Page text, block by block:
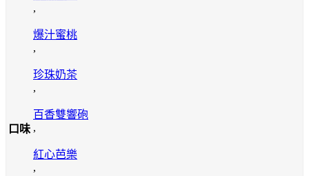
口味
,
爆汁蜜桃
,
珍珠奶茶
,
百香雙響砲
,
紅心芭樂
,